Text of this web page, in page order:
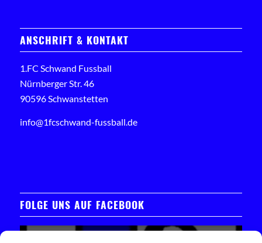
ANSCHRIFT & KONTAKT
1.FC Schwand Fussball
Nürnberger Str. 46
90596 Schwanstetten
info@1fcschwand-fussball.de
FOLGE UNS AUF FACEBOOK